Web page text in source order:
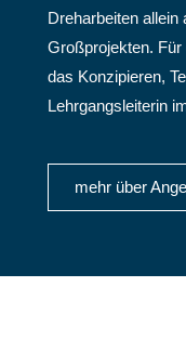
Dreharbeiten
Großprojekten.
das Konzipieren,
Lehrgangsleiterin
mehr über